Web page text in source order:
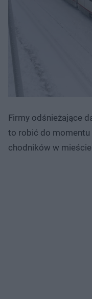
Firmy odśnieżające
to robić do momentu
chodników w